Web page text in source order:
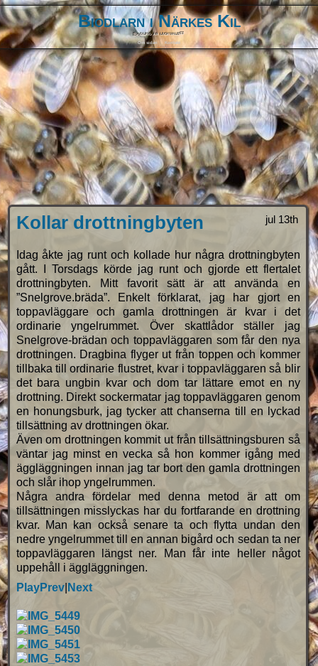
Biodlarn i Närkes Kil
Biodling är livskvalitet
Om sidan Kontakt
jul 13th
Kollar drottningbyten
Idag åkte jag runt och kollade hur några drottningbyten
gått. I Torsdags körde jag runt och gjorde ett flertalet
drottningbyten. Mitt favorit sätt är att använda en
”Snelgrove.bräda”. Enkelt förklarat, jag har gjort en
toppavläggare och gamla drottningen är kvar i det
ordinarie yngelrummet. Över skattlådor ställer jag
Snelgrove-brädan och toppavläggaren som får den nya
drottningen. Dragbina flyger ut från toppen och kommer
tillbaka till ordinarie flustret, kvar i toppavläggaren så blir
det bara ungbin kvar och dom tar lättare emot en ny
drottning. Direkt sockermatar jag toppavläggaren genom
en honungsburk, jag tycker att chanserna till en lyckad
tillsättning av drottningen ökar.
Även om drottningen kommit ut från tillsättningsburen så
väntar jag minst en vecka så hon kommer igång med
äggläggningen innan jag tar bort den gamla drottningen
och slår ihop yngelrummen.
Några andra fördelar med denna metod är att om
tillsättningen misslyckas har du fortfarande en drottning
kvar. Man kan också senare ta och flytta undan den
nedre yngelrummet till en annan bigård och sedan ta ner
toppavläggaren längst ner. Man får inte heller något
uppehåll i äggläggningen.
PlayPrev| Next